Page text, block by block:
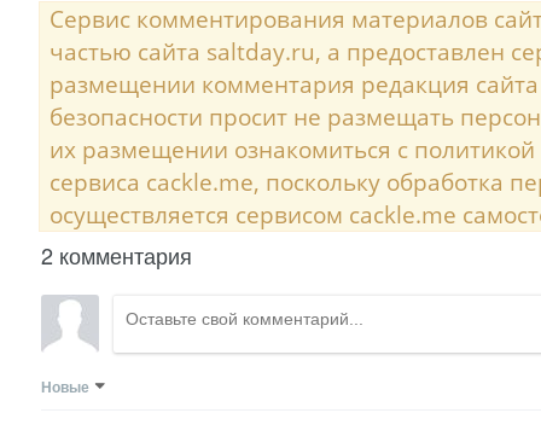
Сервис комментирования материалов
частью сайта saltday.ru, а предоставлен
размещении комментария редакция
безопасности просит не размещать
их размещении ознакомиться с
сервиса cackle.me, поскольку обработка
осуществляется сервисом cackle.me
2 комментария
Новые